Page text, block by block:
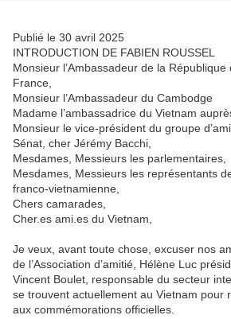
Publié le 30 avril 2025
INTRODUCTION DE FABIEN ROUSSEL
Monsieur l’Ambassadeur de la République
France,
Monsieur l’Ambassadeur du Cambodge
Madame l’ambassadrice du Vietnam
Monsieur le vice-président du groupe
Sénat, cher Jérémy Bacchi,
Mesdames, Messieurs les parlementaires,
Mesdames, Messieurs les représentants
franco-vietnamienne,
Chers camarades,
Cher.es ami.es du Vietnam,
Je veux, avant toute chose, excuser nos
de l’Association d’amitié, Hélène Luc
Vincent Boulet, responsable du secteur
se trouvent actuellement au Vietnam pour
aux commémorations officielles.